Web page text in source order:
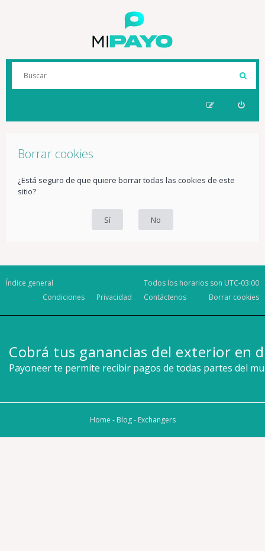
Borrar cookies
¿Está seguro de que quiere borrar todas las cookies de este
sitio?
Índice general Todos los horarios son UTC-03:00
Borrar cookies
Contáctenos
Privacidad
Condiciones
Cobrá tus ganancias del exterior en
Payoneer te permite recibir pagos de todas partes del
Home - Blog- Exchangers